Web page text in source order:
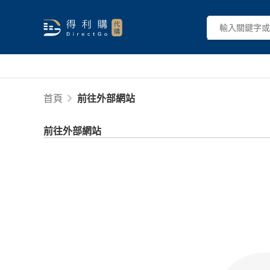
首頁 前往外部網站
前往外部網站